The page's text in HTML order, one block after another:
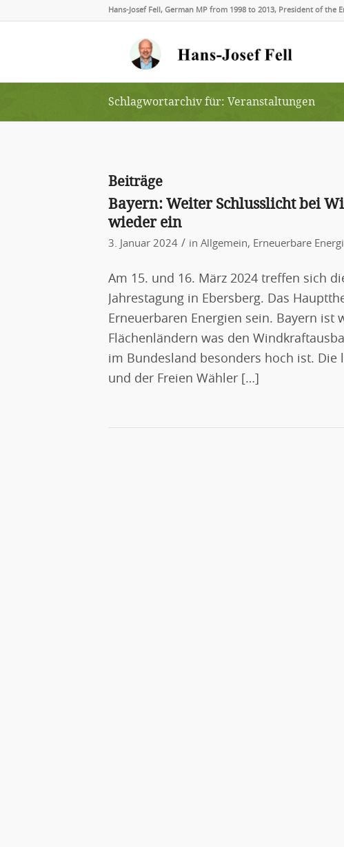
Hans-Josef Fell, German MP from 1998 to 2013, President of
Schlagwortarchiv für: Veranstaltungen
Beiträge
Bayern: Weiter Schlusslicht bei
wieder ein
3. Januar 2024 / in Allgemein, Erneuerbare
Am 15. und 16. März 2024 treffen sich
Jahrestagung in Ebersberg. Das
Erneuerbaren Energien sein. Bayern ist
Flächenländern was den
im Bundesland besonders hoch ist.
und der Freien Wähler […]